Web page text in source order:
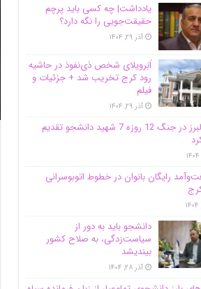
یادداشت| ‌چه کسی باید پرچم
حقیقت‌جویی را نگه دارد؟
آذر ۲۹, ۱۴۰۴
اَبَر‌ویلای شخص ذی‌نفوذ در حاشیه‌
رود کرج تخریب شد + جزئیات و
فیلم
آذر ۲۹, ۱۴۰۴
استان البرز در جنگ 12 روزه 7 شهید دانشجو تقدیم
رایگان بانوان در خطوط اتوبوسرانی
دانشجو باید به دور از
سیاست‌زدگی، به صلاح کشور
بیندیشد
آذر ۲۸, ۱۴۰۴